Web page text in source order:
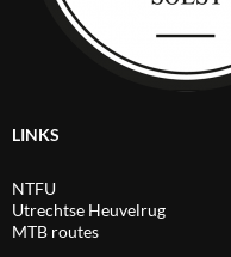
LINKS
NTFU
Utrechtse Heuvelrug
MTB routes